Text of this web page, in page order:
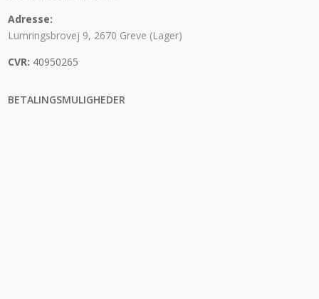
Adresse:
Lumringsbrovej 9, 2670 Greve (Lager)
CVR: 40950265
BETALINGSMULIGHEDER